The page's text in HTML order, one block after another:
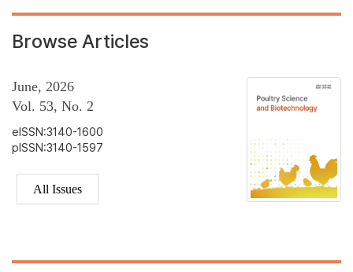
Browse Articles
June, 2026
Vol. 53, No. 2
eISSN:3140-1600
pISSN:3140-1597
All Issues